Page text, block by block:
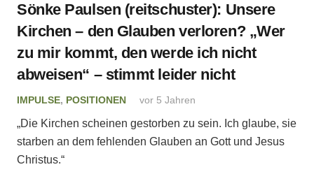
Sönke Paulsen (reitschuster): Unsere
Kirchen – den Glauben verloren? „Wer
zu mir kommt, den werde ich nicht
abweisen“ – stimmt leider nicht
IMPULSE, POSITIONEN vor 5 Jahren
„Die Kirchen scheinen gestorben zu sein. Ich glaube, sie
starben an dem fehlenden Glauben an Gott und Jesus
Christus.“